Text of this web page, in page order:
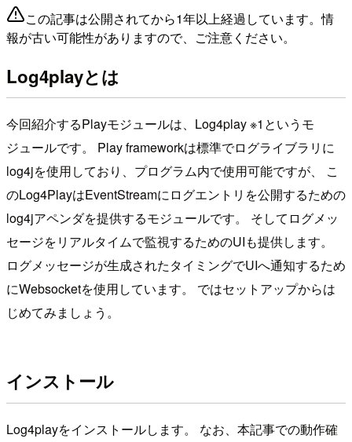
この記事は公開されてから1年以上経過しています。情
報が古い可能性がありますので、ご注意ください。
Log4playとは
今回紹介するPlayモジュールは、Log4play ※1というモ
ジュールです。 Play frameworkは標準でログライブラリに
log4jを使用しており、プログラム内で使用可能ですが、 こ
のLog4PlayはEventStreamにログエントリを公開するための
log4jアペンダを提供するモジュールです。 そしてログメッ
セージをリアルタイムで監視するためのUIも提供します。
ログメッセージが生成されたタイミングでUIへ通知するため
にWebsocketを使用しています。 ではセットアップからは
じめてみましょう。
インストール
Log4playをインストールします。 なお、本記事での動作確